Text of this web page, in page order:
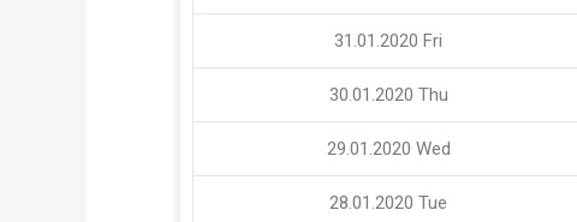
31.01.2020 Fri
30.01.2020 Thu
29.01.2020 Wed
28.01.2020Tue